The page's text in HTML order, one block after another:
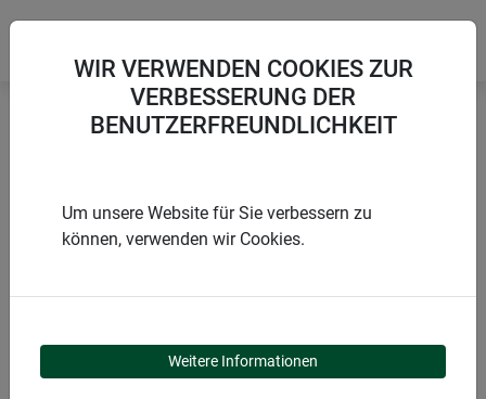
NISTKASTEN COSY
WIR VERWENDEN COOKIES ZUR
VERBESSERUNG DER
BENUTZERFREUNDLICHKEIT
Um unsere Website für Sie verbessern zu
können, verwenden wir Cookies.
Weitere Informationen